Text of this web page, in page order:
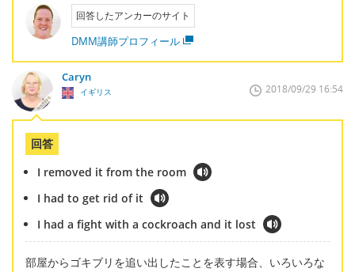
回答したアンカーのサイト
DMM講師プロフィール
Caryn
イギリス 2018/09/29 16:54
回答
I removed it from the room
I had to get rid of it
I had a fight with a cockroach and it lost
部屋からゴキブリを追い出したことを表す場合、いろいろな